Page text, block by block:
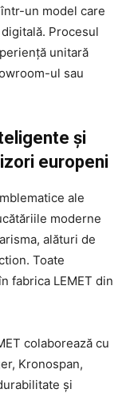
un model care
Procesul
unitară
ul sau
și
europeni
ale
moderne
alături de
Toate
fabrica LEMET din
colaborează cu
Kronospan,
și